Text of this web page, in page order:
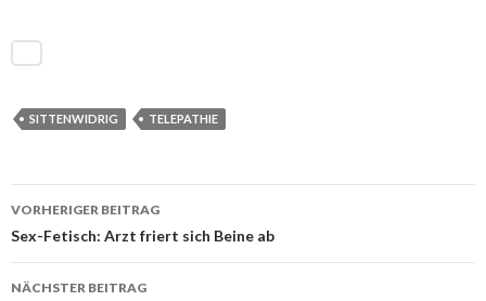
SITTENWIDRIG TELEPATHIE
Beitrags-
Navigation
VORHERIGER BEITRAG
Sex-Fetisch: Arzt friert sich Beine ab
NÄCHSTER BEITRAG